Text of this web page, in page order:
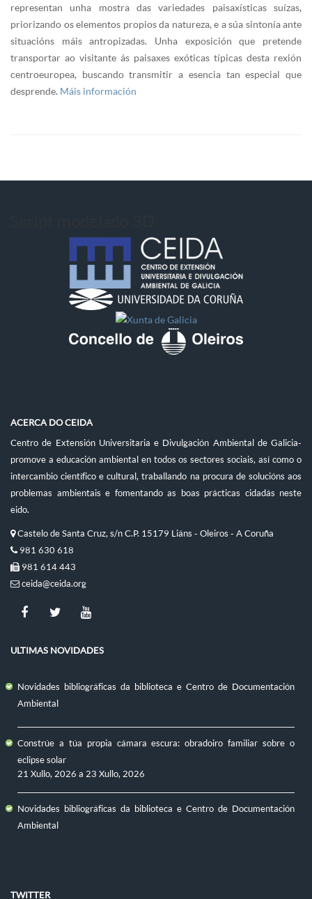
representan unha mostra das variedades paisaxísticas suízas,
priorizando os elementos propios da natureza, e a súa sintonía ante
situacións máis antropizadas. Unha exposición que pretende
transportar ao visitante ás paisaxes exóticas típicas desta rexión
centroeuropea, buscando transmitir a esencia tan especial que
desprende. Máis información
ACERCA DO CEIDA
Centro de Extensión Universitaria e Divulgación Ambiental de Galicia-
promove a educación ambiental en todos os sectores sociais, así como o
intercambio científico e cultural, traballando na procura de solucións aos
problemas ambientais e fomentando as boas prácticas cidadás neste
eido.
Castelo de Santa Cruz, s/n C.P. 15179 Liáns - Oleiros - A Coruña
981 630 618
981 614 443
ceida@ceida.org
ULTIMAS NOVIDADES
Novidades bibliográficas da biblioteca e Centro de Documentación
Ambiental
Constrúe a túa propia cámara escura: obradoiro familiar sobre o
eclipse solar
21 Xullo, 2026 a 23 Xullo, 2026
Novidades bibliográficas da biblioteca e Centro de Documentación
Ambiental
TWITTER